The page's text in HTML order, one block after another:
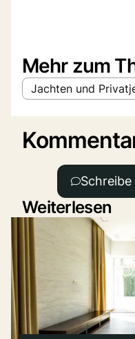
Mehr zum
Jachten und
Weiterlesen